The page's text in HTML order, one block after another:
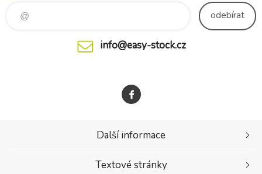
odebírat
info@easy-stock.cz
Další informace
Textové stránky